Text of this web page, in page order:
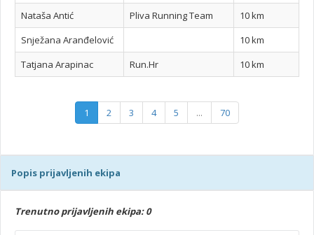
Nataša Antić
Pliva Running Team
10 km
Snježana Aranđelović
10 km
Tatjana Arapinac
Run.Hr 10 km
1 2 3 4 5 ... 70
Popis prijavljenih ekipa
Trenutno prijavljenih ekipa: 0